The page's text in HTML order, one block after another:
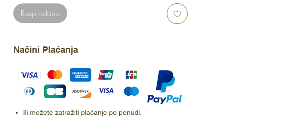
Rasprodano
Načini Plaćanja
Ili možete zatražiti plaćanje po ponudi.